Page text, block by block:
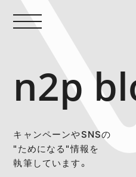
n2p
キャンペーンやSNSの
"ためになる"情報を
執筆しています。